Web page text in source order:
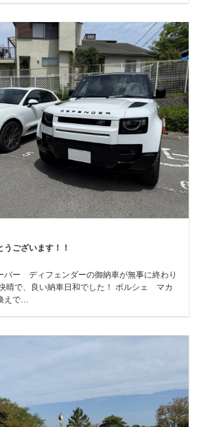
ございます！！
バー ディフェンダーの御納車が無事に終わり
えで…